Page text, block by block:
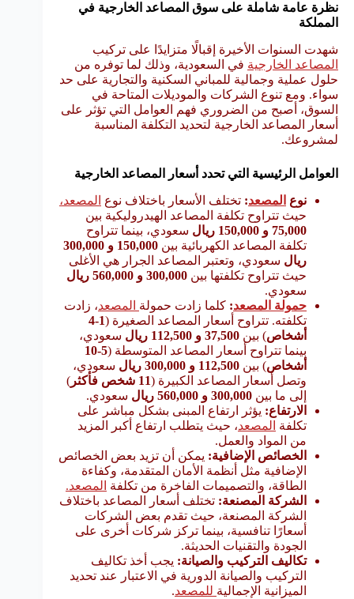
نظرة عامة شاملة على سوق المصاعد الخارجية في
المملكة
شهدت السنوات الأخيرة إقبالًا متزايدًا على تركيب
المصاعد الخارجية في السعودية، وذلك لما توفره من
حلول عملية وجمالية للمباني السكنية والتجارية على حد
سواء. ومع تنوع الشركات والموديلات المتاحة في
السوق، أصبح من الضروري فهم العوامل التي تؤثر على
أسعار المصاعد الخارجية لتحديد التكلفة المناسبة
لمشروعك.
العوامل الرئيسية التي تحدد أسعار المصاعد الخارجية
نوع المصعد: تختلف الأسعار باختلاف نوع المصعد،
حيث تتراوح تكلفة المصاعد الهيدروليكية بين
75,000 و 150,000 ريال
سعودي، بينما تتراوح
تكلفة المصاعد الكهربائية بين
150,000 و 300,000
ريال سعودي، وتعتبر المصاعد الجرار هي الأغلى
حيث تتراوح تكلفتها بين 300,000 و 560,000 ريال
سعودي.
حمولة المصعد: كلما زادت حمولة المصعد، زادت
تكلفته. تتراوح أسعار المصاعد الصغيرة (
1-4
أشخاص) بين 37,500 و 112,500 ريال
سعودي،
بينما تتراوح أسعار المصاعد المتوسطة (
5-10
أشخاص) بين 112,500 و 300,000 ريال
سعودي،
وتصل أسعار المصاعد الكبيرة (11 شخص فأكثر
)
إلى ما بين 300,000 و 560,000 ريال
سعودي.
الارتفاع: يؤثر ارتفاع المبنى بشكل مباشر على
تكلفة المصعد، حيث يتطلب ارتفاع أكبر المزيد
من المواد والعمل.
الخصائص الإضافية: يمكن أن تزيد بعض الخصائص
الإضافية مثل أنظمة الأمان المتقدمة، وكفاءة
الطاقة، والتصميمات الفاخرة من تكلفة المصعد.
الشركة المصنعة: تختلف أسعار المصاعد باختلاف
الشركة المصنعة، حيث تقدم بعض الشركات
أسعارًا تنافسية، بينما تركز شركات أخرى على
الجودة والتقنيات الحديثة.
تكاليف التركيب والصيانة: يجب أخذ تكاليف
التركيب والصيانة الدورية في الاعتبار عند تحديد
الميزانية الإجمالية للمصعد.